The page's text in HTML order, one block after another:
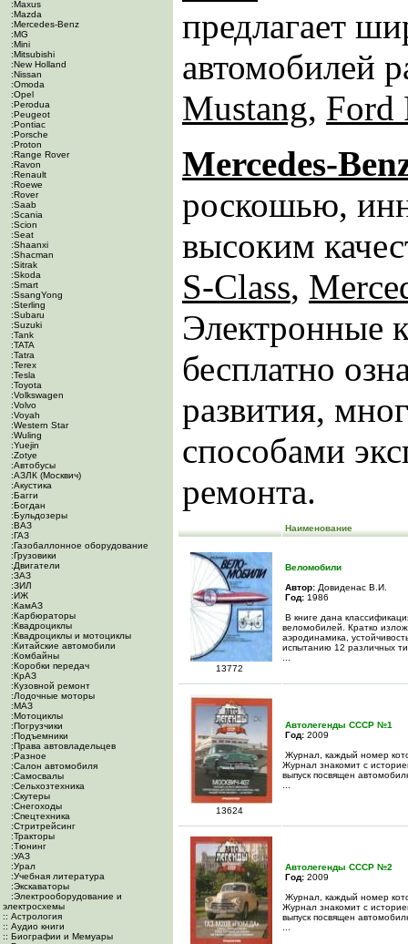
:Maxus
:Mazda
:Mercedes-Benz
:MG
:Mini
:Mitsubishi
:New Holland
:Nissan
:Omoda
:Opel
:Perodua
:Peugeot
:Pontiac
:Porsche
:Proton
:Range Rover
:Ravon
:Renault
:Roewe
:Rover
:Saab
:Scania
:Scion
:Seat
:Shaanxi
:Shacman
:Sitrak
:Skoda
:Smart
:SsangYong
:Sterling
:Subaru
:Suzuki
:Tank
:TATA
:Tatra
:Terex
:Tesla
:Toyota
:Volkswagen
:Volvo
:Voyah
:Western Star
:Wuling
:Yuejin
:Zotye
:Автобусы
:АЗЛК (Москвич)
:Акустика
:Багги
:Богдан
:Бульдозеры
:ВАЗ
:ГАЗ
:Газобаллонное оборудование
:Грузовики
:Двигатели
:ЗАЗ
:ЗИЛ
:ИЖ
:КамАЗ
:Карбюраторы
:Квадроциклы
:Квадроциклы и мотоциклы
:Китайские автомобили
:Комбайны
:Коробки передач
:КрАЗ
:Кузовной ремонт
:Лодочные моторы
:МАЗ
:Мотоциклы
:Погрузчики
:Подъемники
:Права автовладельцев
:Разное
:Салон автомобиля
:Самосвалы
:Сельхозтехника
:Скутеры
:Снегоходы
:Спецтехника
:Стритрейсинг
:Тракторы
:Тюнинг
:УАЗ
:Урал
:Учебная литература
:Экскаваторы
:Электрооборудование и
электросхемы
:: Астрология
:: Аудио книги
:: Биографии и Мемуары
предлагает
автомобилей
Mustang, Ford
Mercedes-
роскошью,
высоким
S-Class,
Электронные
бесплатно
развития,
способами
ремонта.
Наименование
13772
Веломобили
Автор: Довиденас В.И.
Год: 1986
В книге дана
веломобилей. Кратко
аэродинамика,
испытанию 12 различных
13624
Автолегенды СССР №1
Год: 2009
Журнал, каждый номер
Журнал знакомит с
выпуск посвящен
Автолегенды СССР №2
Год: 2009
Журнал, каждый номер
Журнал знакомит с
выпуск посвящен